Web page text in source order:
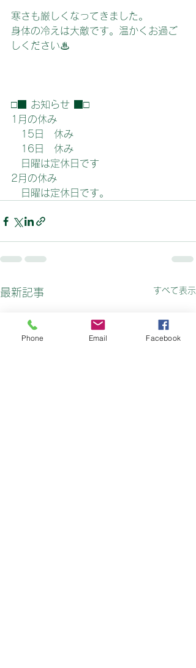
寒さも厳しくなってきました。
身体の冷えは大敵です。温かくお過ご
しください♨
□■ お知らせ ■□
1月の休み
15日　休み
16日　休み
日曜は定休日です
2月の休み
日曜は定休日です。
最新記事 すべて表示
Phone Email Facebook